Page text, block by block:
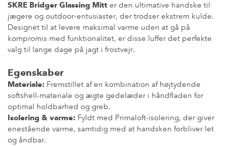
SKRE Bridger Glassing Mitt er den ultimative handske til
jægere og outdoor-entusiaster, der trodser ekstrem kulde.
Designet til at levere maksimal varme uden at gå på
kompromis med funktionalitet, er disse luffer det perfekte
valg til lange dage på jagt i frostvejr.
Egenskaber
Materiale: Fremstillet af en kombination af højtydende
softshell-materiale og ægte gedelæder i håndfladen for
optimal holdbarhed og greb.
Isolering & varme: Fyldt med Primaloft-isolering, der giver
enestående varme, samtidig med at handsken forbliver let
og åndbar.